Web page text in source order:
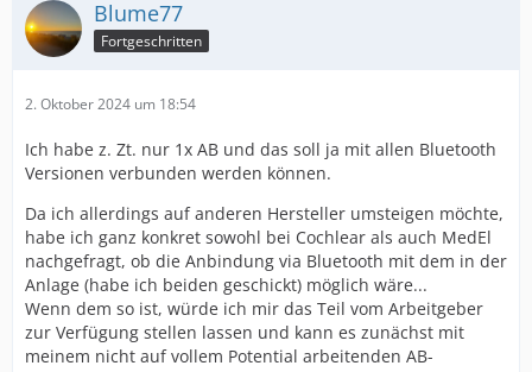
Blume77
Fortgeschritten
2. Oktober 2024 um 18:54
Ich habe z. Zt. nur 1x AB und das soll ja mit allen Bluetooth
Versionen verbunden werden können.
Da ich allerdings auf anderen Hersteller umsteigen möchte,
habe ich ganz konkret sowohl bei Cochlear als auch MedEl
nachgefragt, ob die Anbindung via Bluetooth mit dem in der
Anlage (habe ich beiden geschickt) möglich wäre...
Wenn dem so ist, würde ich mir das Teil vom Arbeitgeber
zur Verfügung stellen lassen und kann es zunächst mit
meinem nicht auf vollem Potential arbeitenden AB-